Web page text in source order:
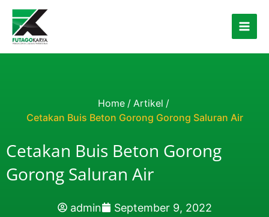
Skip to content
Home / Artikel /
Cetakan Buis Beton Gorong Gorong Saluran Air
Cetakan Buis Beton Gorong
Gorong Saluran Air
admin September 9, 2022